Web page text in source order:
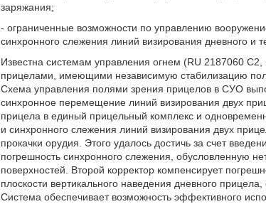
заряжания;
- ограниченные возможности по управлению
синхронного слежения линий визирования дневного и
Известна системам управления огнем (RU 2187060
прицелами, имеющими независимую стабилизацию
Схема управления полями зрения прицелов в СУО
синхронное перемещение линий визирования двух
прицела в единый прицельный комплекс и
и синхронного слежения линий визирования двух
прокачки орудия. Этого удалось достичь за счет
погрешность синхронного слежения, обусловленную
поверхностей. Второй корректор компенсирует
плоскости вертикального наведения дневного
Система обеспечивает возможность эффективного